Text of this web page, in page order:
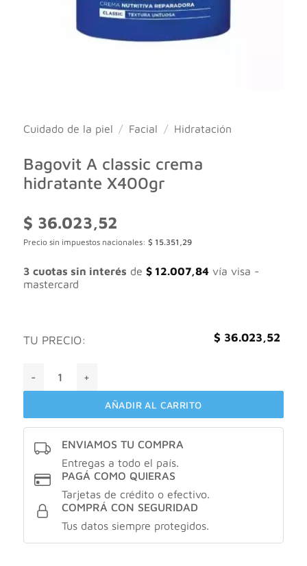
Cuidado de la piel / Facial / Hidratación
Bagovit A classic crema
hidratante X400gr
$ 36.023,52
Precio sin impuestos nacionales: $ 15.351,29
3 cuotas sin interés de $12.007,84vía visa -
mastercard
TU PRECIO: $ 36.023,52
AÑADIR AL CARRITO
ENVIAMOS TU COMPRA
Entregas a todo el país.
PAGÁ COMO QUIERAS
Tarjetas de crédito o efectivo.
COMPRÁ CON SEGURIDAD
Tus datos siempre protegidos.